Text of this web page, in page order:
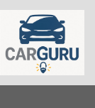
Skip
to
content